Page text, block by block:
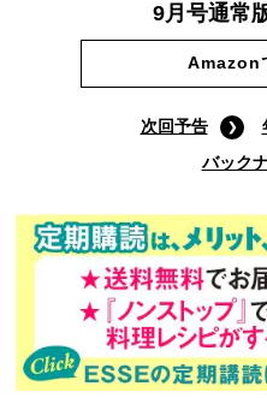
9月号通常
Amazon
次回予告
バック